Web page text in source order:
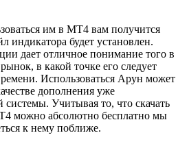
им в МТ4 вам получится
индикатора будет установлен.
дает отличное понимание того в
в какой точке его следует
Использоваться Арун может
дополнения уже
Учитывая то, что скачать
можно абсолютно бесплатно мы
к нему поближе.